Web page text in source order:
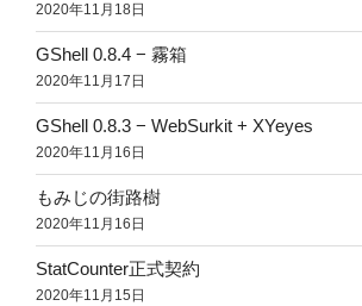
2020年11月18日
GShell 0.8.4 − 霧箱
2020年11月17日
GShell 0.8.3 − WebSurkit + XYeyes
2020年11月16日
もみじの街路樹
2020年11月16日
StatCounter正式契約
2020年11月15日